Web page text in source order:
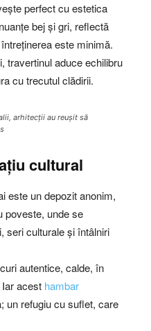
perfect cu estetica
bej și gri, reflectă
este minimă.
travertinul aduce echilibru
cu trecutul clădirii.
arhitecții au reușit să
cultural
este un depozit anonim,
poveste, unde se
seri culturale și întâlniri
autentice, calde, în
acest hambar
un refugiu cu suflet, care